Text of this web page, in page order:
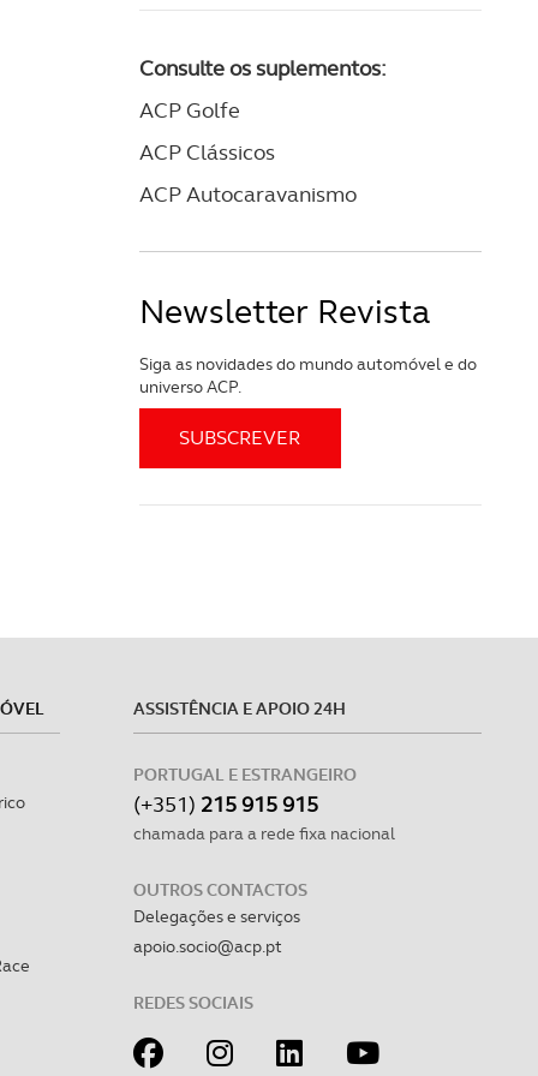
Consulte os suplementos:
ACP Golfe
ACP Clássicos
ACP Autocaravanismo
Newsletter Revista
Siga as novidades do mundo automóvel e do
universo ACP.
ASSISTÊNCIA E APOIO 24H
PORTUGAL E ESTRANGEIRO
(+351) 215 915 915
chamada para a rede fixa nacional
OUTROS CONTACTOS
Delegações e serviços
apoio.socio@acp.pt
REDES SOCIAIS